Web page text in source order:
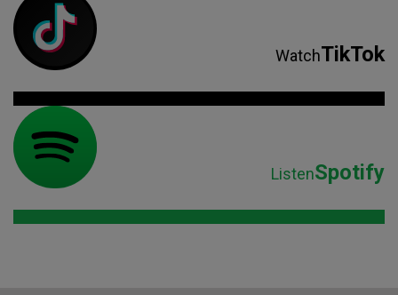
WatchTikTok
ListenSpotify